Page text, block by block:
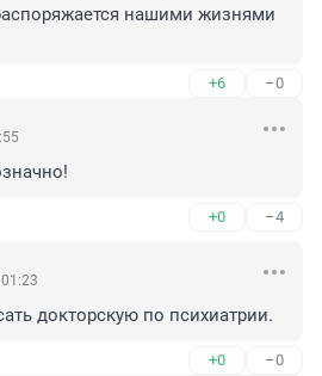
нашими жизнями
+6 –0
+0 –4
докторскую по психиатрии.
+0 –0